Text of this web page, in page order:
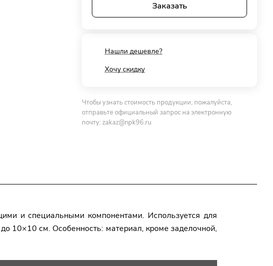
Заказать
Нашли дешевле?
Хочу скидку
Чтобы узнать стоимость продукции, пожалуйста,
отправьте официальный запрос на электронную
почту:zakaz@npk96.ru
и специальными компонентами. Используется для
10×10 см. Особенность: материал, кроме заделочной,